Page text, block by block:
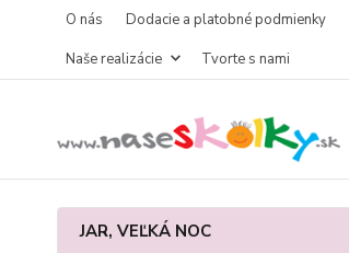
O nás Dodacie a platobné podmienky
Naše realizácie
Tvorte s nami
JAR, VEĽKÁ NOC